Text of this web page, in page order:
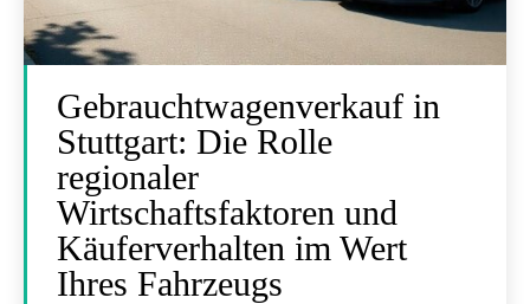
Gebrauchtwagenverkauf in
Stuttgart: Die Rolle
regionaler
Wirtschaftsfaktoren und
Käuferverhalten im Wert
Ihres Fahrzeugs